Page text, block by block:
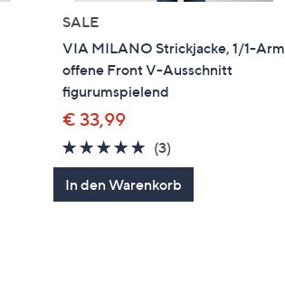
SALE
VIA MILANO Strickjacke, 1/1-Arm
offene Front V-Ausschnitt
figurumspielend
€ 33,99
4.7
von
5
(3)
Bewertungen
In den Warenkorb